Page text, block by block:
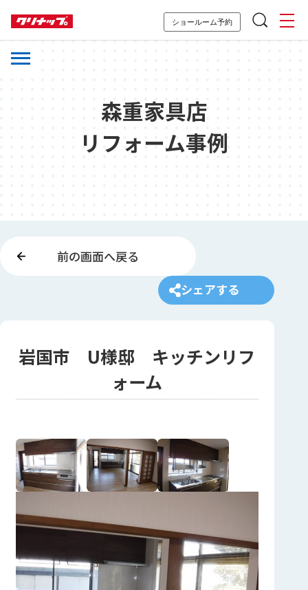
ショールーム予約
森重家具店
リフォーム事例
前の画面へ戻る
シェアする
岩国市 U様邸 キッチンリフ
ォーム